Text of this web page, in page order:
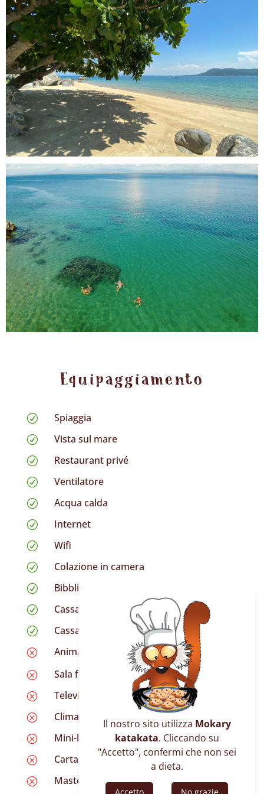
Equipaggiamento
R Spiaggia
R Vista sul mare
R Restaurant privé
R Ventilatore
R Acqua calda
R Internet
R Wifi
R Colazione in camera
R Bibblioteca
R Cassaforte in hotel
R Cassaforte nel bungalow
Q Animali domestici
Q Sala fumatori
Q Televisione satellitare
Q Climatizzazione
Q Mini-bar nel bungalow
Q Carta Visa
Q Mastercard
Il nostro sito utilizza Mokary
katakata. Cliccando su
"Accetto", confermi che non sei
a dieta.